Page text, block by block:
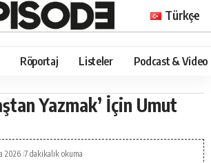
Türkçe
Röportaj Listeler Podcast & Video
Yazmak’ İçin Umut
2026 7 dakikalık okuma